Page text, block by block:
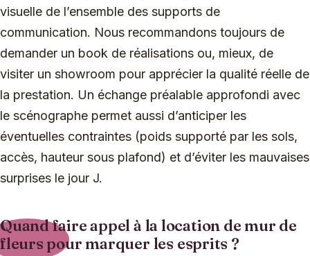
visuelle de l’ensemble des supports de
communication. Nous recommandons toujours de
demander un book de réalisations ou, mieux, de
visiter un showroom pour apprécier la qualité réelle de
la prestation. Un échange préalable approfondi avec
le scénographe permet aussi d’anticiper les
éventuelles contraintes (poids supporté par les sols,
accès, hauteur sous plafond) et d’éviter les mauvaises
surprises le jour J.
Quand faire appel à la location de mur de
fleurs pour marquer les esprits ?